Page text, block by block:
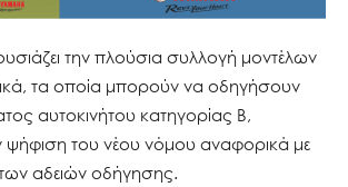
την πλούσια συλλογή μοντέλων
τα οποία μπορούν να οδηγήσουν
αυτοκινήτου κατηγορίας Β,
του νέου νόμου αναφορικά με
αδειών οδήγησης.